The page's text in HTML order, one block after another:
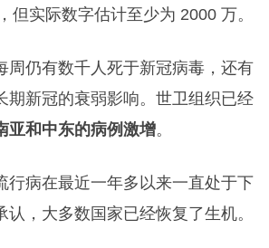
但实际数字估计至少为 2000 万。
周仍有数千人死于新冠病毒，还有
期新冠的衰弱影响。世卫组织已经
亚和中东的病例激增。
行病在最近一年多以来一直处于下
认，大多数国家已经恢复了生机。